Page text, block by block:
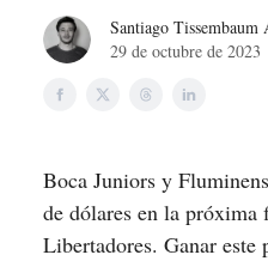
Santiago Tissembaum
29 de octubre de 2023
Boca Juniors y
de dólares en la próxima
Libertadores. Ganar